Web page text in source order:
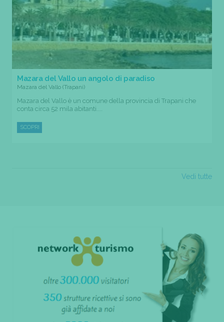
Mazara del Vallo un angolo di paradiso
Mazara del Vallo (Trapani)
Mazara del Vallo è un comune della provincia di Trapani che
conta circa 52 mila abitanti....
SCOPRI
Vedi tutte